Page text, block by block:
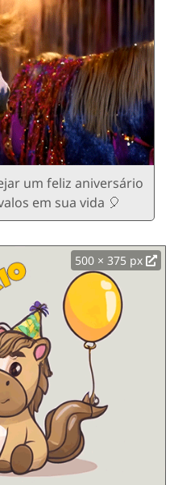
um feliz aniversário
em sua vida 🎈
500 × 375 px